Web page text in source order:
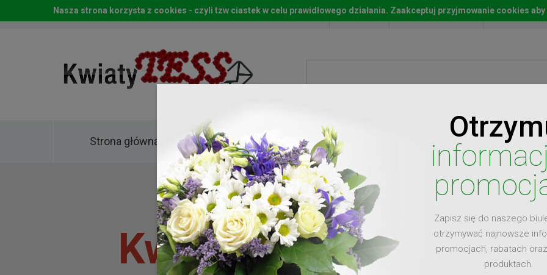
Start Moje konto Lista
Strona główna Kwiaty
Kwiaty dla
Zapisz się do naszego
otrzymywać najnowsze
promocjach, rabatach
produktach.
Nasza strona korzysta z cookies - czyli tzw ciastek w celu prawidłowego działania. Zaakceptuj przyjmowanie cookies